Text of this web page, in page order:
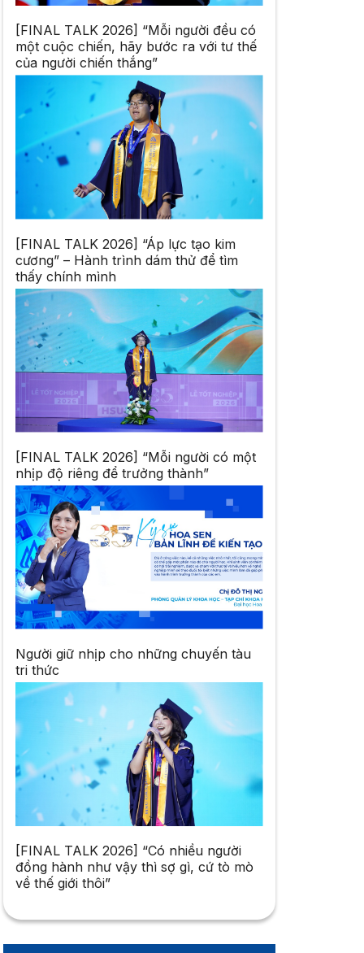
[FINAL TALK 2026] “Mỗi người đều có
một cuộc chiến, hãy bước ra với tư thế
của người chiến thắng”
[FINAL TALK 2026] “Áp lực tạo kim
cương” – Hành trình dám thử để tìm
thấy chính mình
[FINAL TALK 2026] “Mỗi người có một
nhịp độ riêng để trưởng thành”
Người giữ nhịp cho những chuyến tàu
tri thức
[FINAL TALK 2026] “Có nhiều người
đồng hành như vậy thì sợ gì, cứ tò mò
về thế giới thôi”